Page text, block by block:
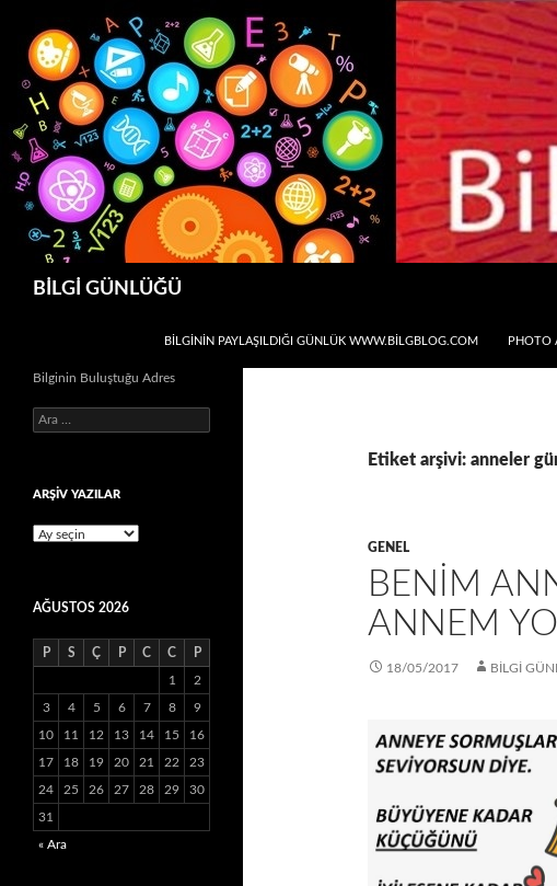
BİLGİ GÜNLÜĞÜ
BİLGİNİN PAYLAŞILDIĞI GÜNLÜK WWW.BILGBLOG.COM
PHOTO
Etiket arşivi: anneler
GENEL
BENİM
ANNEM
18/05/2017 BİLGİ
Bilginin Buluştuğu Adres
Arama:
ARŞİV YAZILAR
ARŞİV
AĞUSTOS 2026
P S Ç P C C P
1 2
3 4 5 6 7 8 9
10 11 12 13 14 15 16
17 18 19 20 21 22 23
24 25 26 27 28 29 30
31
« Ara